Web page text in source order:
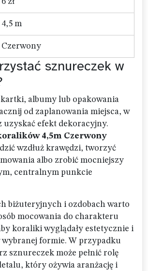
4,5 m
Czerwony
sznureczek w
albumy lub opakowania
od zaplanowania miejsca, w
uzyskać efekt dekoracyjny.
4,5m Czerwony
wzdłuż krawędzi, tworzyć
albo zrobić mocniejszy
centralnym punkcie
biżuteryjnych i ozdobach warto
mocowania do charakteru
koraliki wyglądały estetycznie i
wybranej formie. W przypadku
sznureczek może pełnić rolę
który ożywia aranżację i